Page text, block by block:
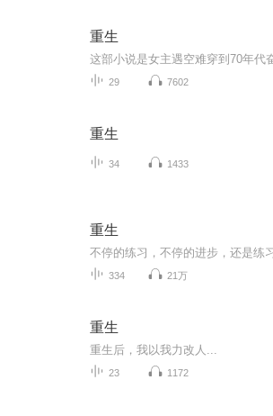
重生
29 7602
重生
34 1433
重生
334 21万
重生
重生后，我以我力改人...
23 1172